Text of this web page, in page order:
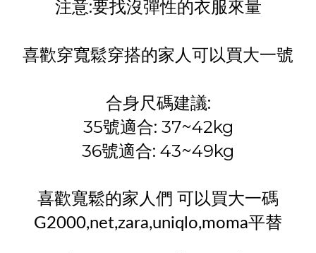
注意:要找沒彈性的衣服來量
喜歡穿寬鬆穿搭的家人可以買大一號
合身尺碼建議:
35號適合: 37~42kg
36號適合: 43~49kg
喜歡寬鬆的家人們 可以買大一碼
G2000,net,zara,uniqlo,moma平替